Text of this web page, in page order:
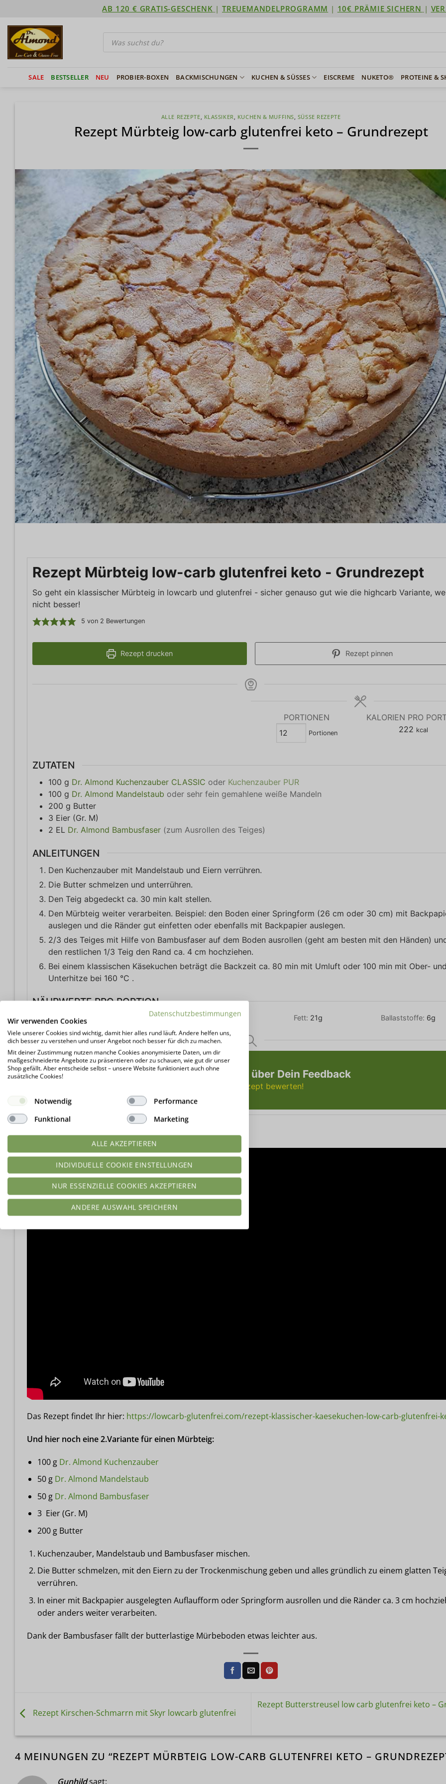
springen
AB 120 € GRATIS-GESCHENK |TREUEMANDELPROGRAMM | 10€ PRÄMIE SICHERN |
Products
search
SALE BESTSELLER NEU PROBIER-BOXEN BACKMISCHUNGEN KUCHEN & SÜSSES EISCREME NUKETO® PROTEINE &
ALLE REZEPTE, KLASSIKER, KUCHEN & MUFFINS, SÜSSE REZEPTE
Rezept Mürbteig low-carb glutenfrei keto – Grundrezept
Rezept Mürbteig low-carb glutenfrei keto - Grundrezept
So geht ein klassischer Mürbteig in lowcarb und glutenfrei - sicher genauso gut wie die highcarb Variante,
nicht besser!
5 von 2 Bewertungen
Rezept drucken Rezept pinnen
PORTIONEN
Portionen
KALORIEN PRO
222 kcal
ZUTATEN
100 g Dr. Almond Kuchenzauber CLASSIC oder Kuchenzauber PUR
100 g Dr. Almond Mandelstaub oder sehr fein gemahlene weiße Mandeln
200 g Butter
3 Eier (Gr. M)
2 EL Dr. Almond Bambusfaser (zum Ausrollen des Teiges)
ANLEITUNGEN
Den Kuchenzauber mit Mandelstaub und Eiern verrühren.
Die Butter schmelzen und unterrühren.
Den Teig abgedeckt ca. 30 min kalt stellen.
Den Mürbteig weiter verarbeiten. Beispiel: den Boden einer Springform (26 cm oder 30 cm) mit
auslegen und die Ränder gut einfetten oder ebenfalls mit Backpapier auslegen.
2/3 des Teiges mit Hilfe von Bambusfaser auf dem Boden ausrollen (geht am besten mit den Händen)
den restlichen 1/3 Teig den Rand ca. 4 cm hochziehen.
Bei einem klassischen Käsekuchen beträgt die Backzeit ca. 80 min mit Umluft oder 100 min mit Ober-
Unterhitze bei 160 °C .
NÄHRWERTE PRO PORTION
Kalorien:222kcal Kohlenhydrate:1g Protein:5g Fett: 21g Ballaststoffe: 6g
Wir freuen uns über Dein Feedback
Hier klicken und Rezept bewerten!
Das Rezept findet Ihr hier: https://lowcarb-glutenfrei.com/rezept-klassischer-kaesekuchen-low-carb-glutenfrei-
Und hier noch eine 2.Variante für einen Mürbteig:
100 g Dr. Almond Kuchenzauber
50 g Dr. Almond Mandelstaub
50 g Dr. Almond Bambusfaser
3 Eier (Gr. M)
200 g Butter
Kuchenzauber, Mandelstaub und Bambusfaser mischen.
Die Butter schmelzen, mit den Eiern zu der Trockenmischung geben und alles gründlich zu einem glatten
verrühren.
In einer mit Backpapier ausgelegten Auflaufform oder Springform ausrollen und die Ränder ca. 3 cm
oder anders weiter verarbeiten.
Dank der Bambusfaser fällt der butterlastige Mürbeboden etwas leichter aus.
Rezept Kirschen-Schmarrn mit Skyr lowcarb glutenfrei
Rezept Butterstreusel low carb glutenfrei keto –
4 MEINUNGEN ZU “REZEPT MÜRBTEIG LOW-CARB GLUTENFREI KETO –
Gunhildsagt:
Datenschutzbestimmungen
Wir verwenden Cookies
Viele unserer Cookies sind wichtig, damit hier alles rund läuft. Andere helfen uns,
dich besser zu verstehen und unser Angebot noch besser für dich zu machen.
Mit deiner Zustimmung nutzen manche Cookies anonymisierte Daten, um dir
maßgeschneiderte Angebote zu präsentieren oder zu schauen, wie gut dir unser
Shop gefällt. Aber entscheide selbst – unsere Website funktioniert auch ohne
zusätzliche Cookies!
Notwendig
Performance
Funktional
Marketing
ALLE AKZEPTIEREN
INDIVIDUELLE COOKIE EINSTELLUNGEN
NUR ESSENZIELLE COOKIES AKZEPTIEREN
ANDERE AUSWAHL SPEICHERN